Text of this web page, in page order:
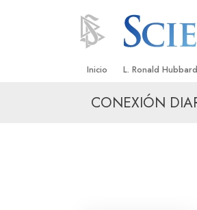
Inicio L. Ronald Hubbard
CONEXIÓN